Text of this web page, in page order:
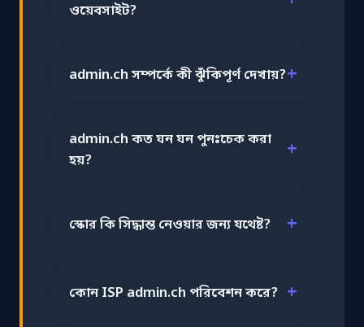
ওয়েবসাইট?
admin.ch সম্পর্কে কী ঝুঁকিপূর্ণ দেখায়?
admin.ch কত ঘন ঘন পুনঃচেক করা
হয়?
স্কোর কি সিদ্ধান্ত নেওয়ার জন্য যথেষ্ট?
কোন ISP admin.ch পরিবেশন করে?